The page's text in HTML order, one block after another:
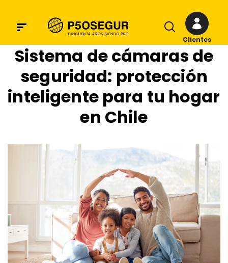
Clientes
Sistema de cámaras de
seguridad: protección
inteligente para tu hogar
en Chile